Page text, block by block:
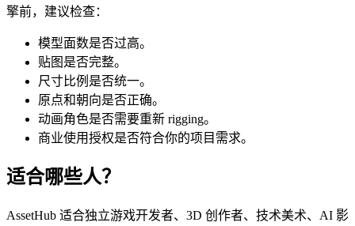
擎前，建议检查：
模型面数是否过高。
贴图是否完整。
尺寸比例是否统一。
原点和朝向是否正确。
动画角色是否需要重新 rigging。
商业使用授权是否符合你的项目需求。
适合哪些人？
AssetHub 适合独立游戏开发者、3D 创作者、技术美术、AI 影